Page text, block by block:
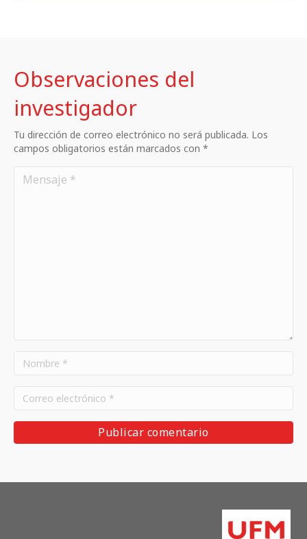
Observaciones del
investigador
Tu dirección de correo electrónico no será publicada. Los
campos obligatorios están marcados con *